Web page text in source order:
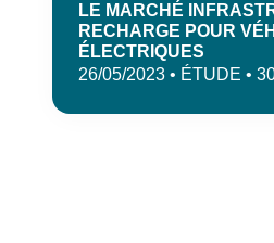
LE MARCHÉ
RECHARGE POUR
ÉLECTRIQUES
26/05/2023 • ÉTUDE •